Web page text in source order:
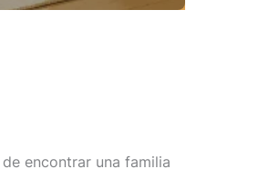
encontrar una familia